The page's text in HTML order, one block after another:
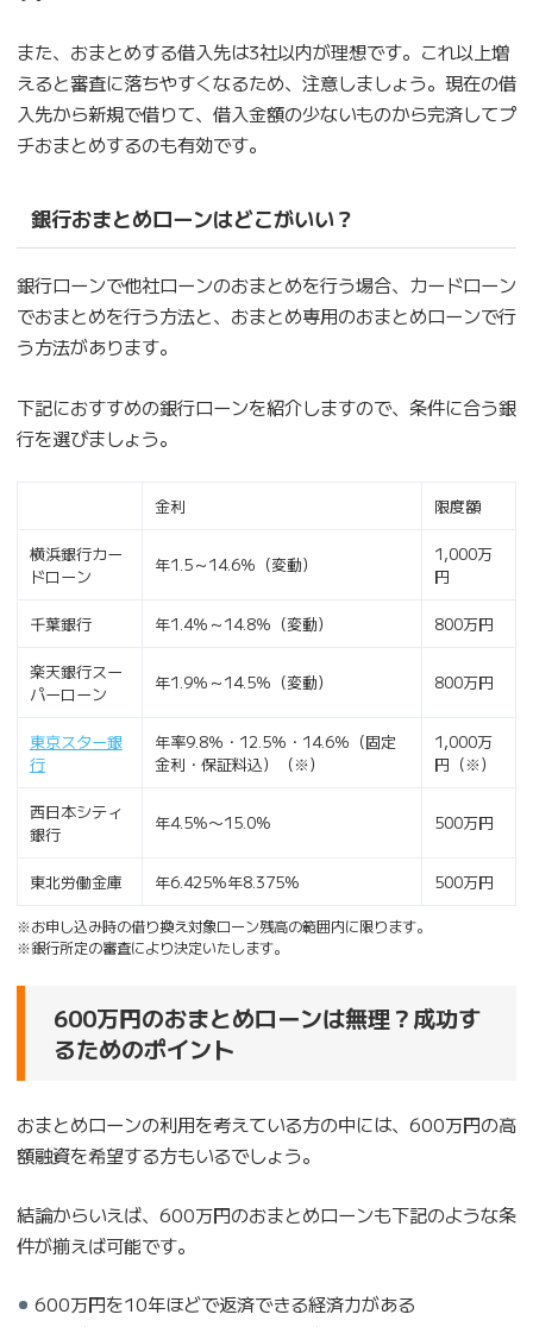
また、おまとめする借入先は3社以内が理想です。これ以上増
えると審査に落ちやすくなるため、注意しましょう。現在の借
入先から新規で借りて、借入金額の少ないものから完済してプ
チおまとめするのも有効です。
銀行おまとめローンはどこがいい？
銀行ローンで他社ローンのおまとめを行う場合、カードローン
でおまとめを行う方法と、おまとめ専用のおまとめローンで行
う方法があります。
下記におすすめの銀行ローンを紹介しますので、条件に合う銀
行を選びましょう。
金利 限度額
横浜銀行カー
ドローン
年1.5～14.6％（変動）
1,000万
円
千葉銀行 年1.4％～14.8％（変動） 800万円
楽天銀行スー
パーローン
年1.9％～14.5％（変動） 800万円
東京スター銀
行
年率9.8％・12.5％・14.6％（固定
金利・保証料込）（※）
1,000万
円（※）
西日本シティ
銀行
年4.5%〜15.0% 500万円
東北労働金庫 年6.425%年8.375% 500万円
※お申し込み時の借り換え対象ローン残高の範囲内に限ります。
※銀行所定の審査により決定いたします。
600万円のおまとめローンは無理？成功す
るためのポイント
おまとめローンの利用を考えている方の中には、600万円の高
額融資を希望する方もいるでしょう。
結論からいえば、600万円のおまとめローンも下記のような条
件が揃えば可能です。
600万円を10年ほどで返済できる経済力がある